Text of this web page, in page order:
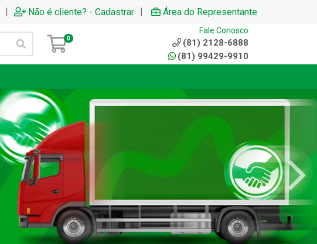
| Não é cliente? - Cadastrar | Área do Representante
0
Fale Conosco
(81) 2128-6888
(81) 99429-9910